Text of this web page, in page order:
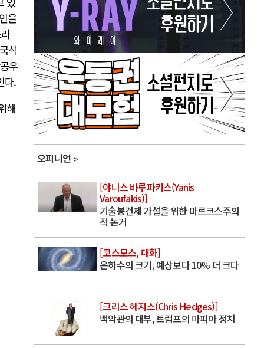
을
석
우
다.
해
오피니언
[야니스 바루파키스(Yanis
Varoufakis)]
기술봉건제 가설을 위한 마르크스주의
적 논거
[코스모스, 대화]
은하수의 크기, 예상보다 10% 더 크다
[크리스 헤지스(Chris Hedges)]
백악관의 대부, 트럼프의 마피아 정치